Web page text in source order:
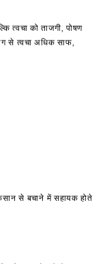
त्वचा को ताजगी, पोषण
से त्वचा अधिक साफ,
से बचाने में सहायक होते